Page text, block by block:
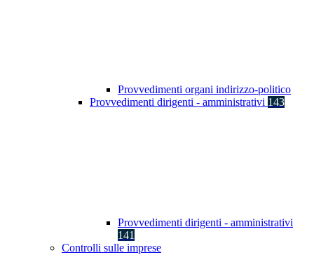
Provvedimenti organi indirizzo-politico
Provvedimenti dirigenti - amministrativi 143
Provvedimenti dirigenti - amministrativi
141
Controlli sulle imprese